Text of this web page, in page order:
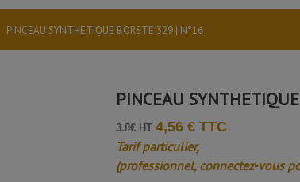
PINCEAU SYNTHETIQUE BORSTE 329 | N°16
PINCEAU
3.8€ HT 4,56 € TTC
Tarif particulier,
(professionnel, connectez-vous